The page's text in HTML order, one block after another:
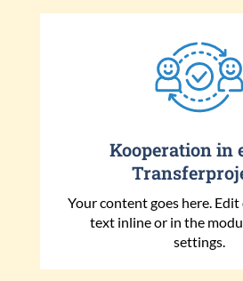
Kooperation in
Your content goes here.
text inline or in the
settings.